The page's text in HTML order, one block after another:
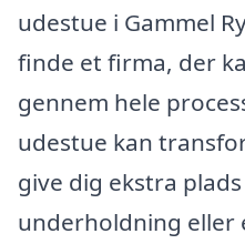
udestue i Gammel
finde et firma, der
gennem hele
udestue kan
give dig ekstra
underholdning eller